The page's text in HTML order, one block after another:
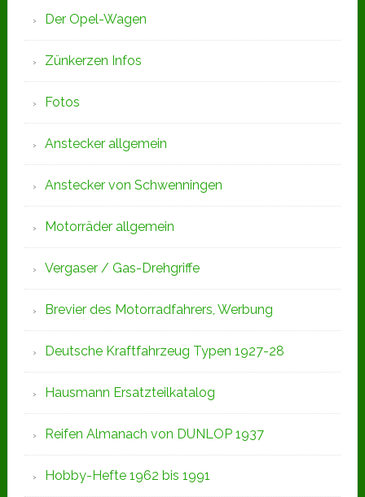
Der Opel-Wagen
Zünkerzen Infos
Fotos
Anstecker allgemein
Anstecker von Schwenningen
Motorräder allgemein
Vergaser / Gas-Drehgriffe
Brevier des Motorradfahrers, Werbung
Deutsche Kraftfahrzeug Typen 1927-28
Hausmann Ersatzteilkatalog
Reifen Almanach von DUNLOP 1937
Hobby-Hefte 1962 bis 1991